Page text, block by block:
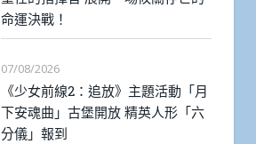
命運決戰！
07/08/2026
《少女前線2：追放》主題活動「月
下安魂曲」古堡開放 精英人形「六
分儀」報到